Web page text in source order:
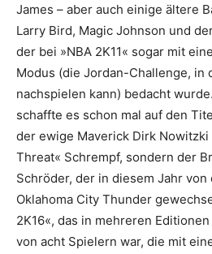
James – aber auch einige ältere
Larry Bird, Magic Johnson und
der bei »NBA 2K11« sogar mit
Modus (die Jordan-Challenge, in
nachspielen kann) bedacht
schaffte es schon mal auf den
der ewige Maverick Dirk
Threat« Schrempf, sondern der
Schröder, der in diesem Jahr von
Oklahoma City Thunder
2K16«, das in mehreren
von acht Spielern war, die mit